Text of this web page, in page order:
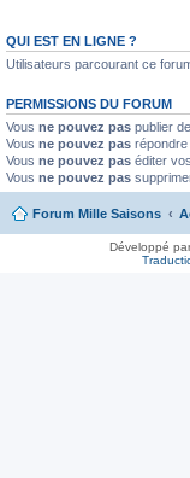
QUI EST EN LIGNE ?
Utilisateurs parcourant ce
PERMISSIONS DU FORUM
Vous ne pouvez pas publier
Vous ne pouvez pas
Vous ne pouvez pas éditer
Vous ne pouvez pas
Forum Mille Saisons
Développé